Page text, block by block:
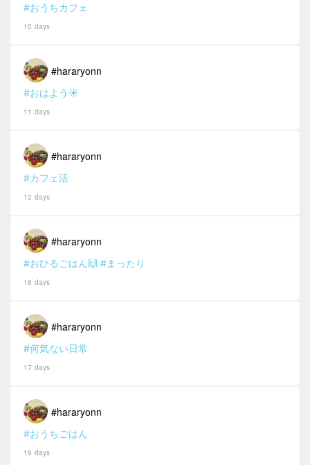
#おうちカフェ
10 days
#hararyonn
#おはよう☀
11 days
#hararyonn
#カフェ活
12 days
#hararyonn
#おひるごはん🙌 #まったり
16 days
#hararyonn
#何気ない日常
17 days
#hararyonn
#おうちごはん
18 days